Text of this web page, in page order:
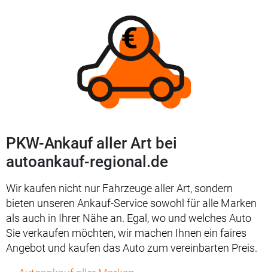
PKW-Ankauf aller Art bei
autoankauf-regional.de
Wir kaufen nicht nur Fahrzeuge aller Art, sondern
bieten unseren Ankauf-Service sowohl für alle Marken
als auch in Ihrer Nähe an. Egal, wo und welches Auto
Sie verkaufen möchten, wir machen Ihnen ein faires
Angebot und kaufen das Auto zum vereinbarten Preis.